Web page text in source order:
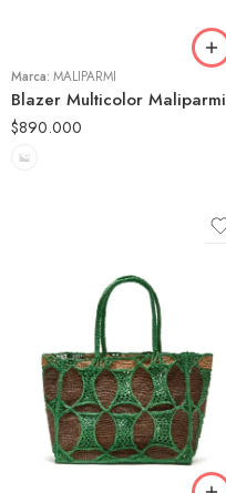
Marca: MALIPARMI
Blazer Multicolor Maliparmi
$890.000